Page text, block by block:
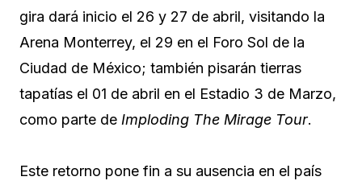
gira dará inicio el 26 y 27 de abril, visitando la
Arena Monterrey, el 29 en el Foro Sol de la
Ciudad de México; también pisarán tierras
tapatías el 01 de abril en el Estadio 3 de Marzo,
como parte de Imploding The Mirage Tour.
Este retorno pone fin a su ausencia en el país